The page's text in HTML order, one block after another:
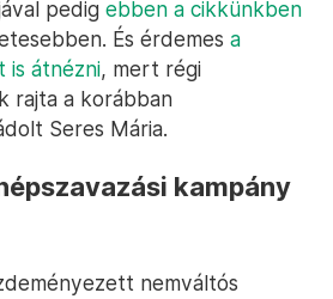
pedig ebben a cikkünkben
És érdemes a
is átnézni, mert régi
rajta a korábban
Seres Mária.
kampány
nemváltós